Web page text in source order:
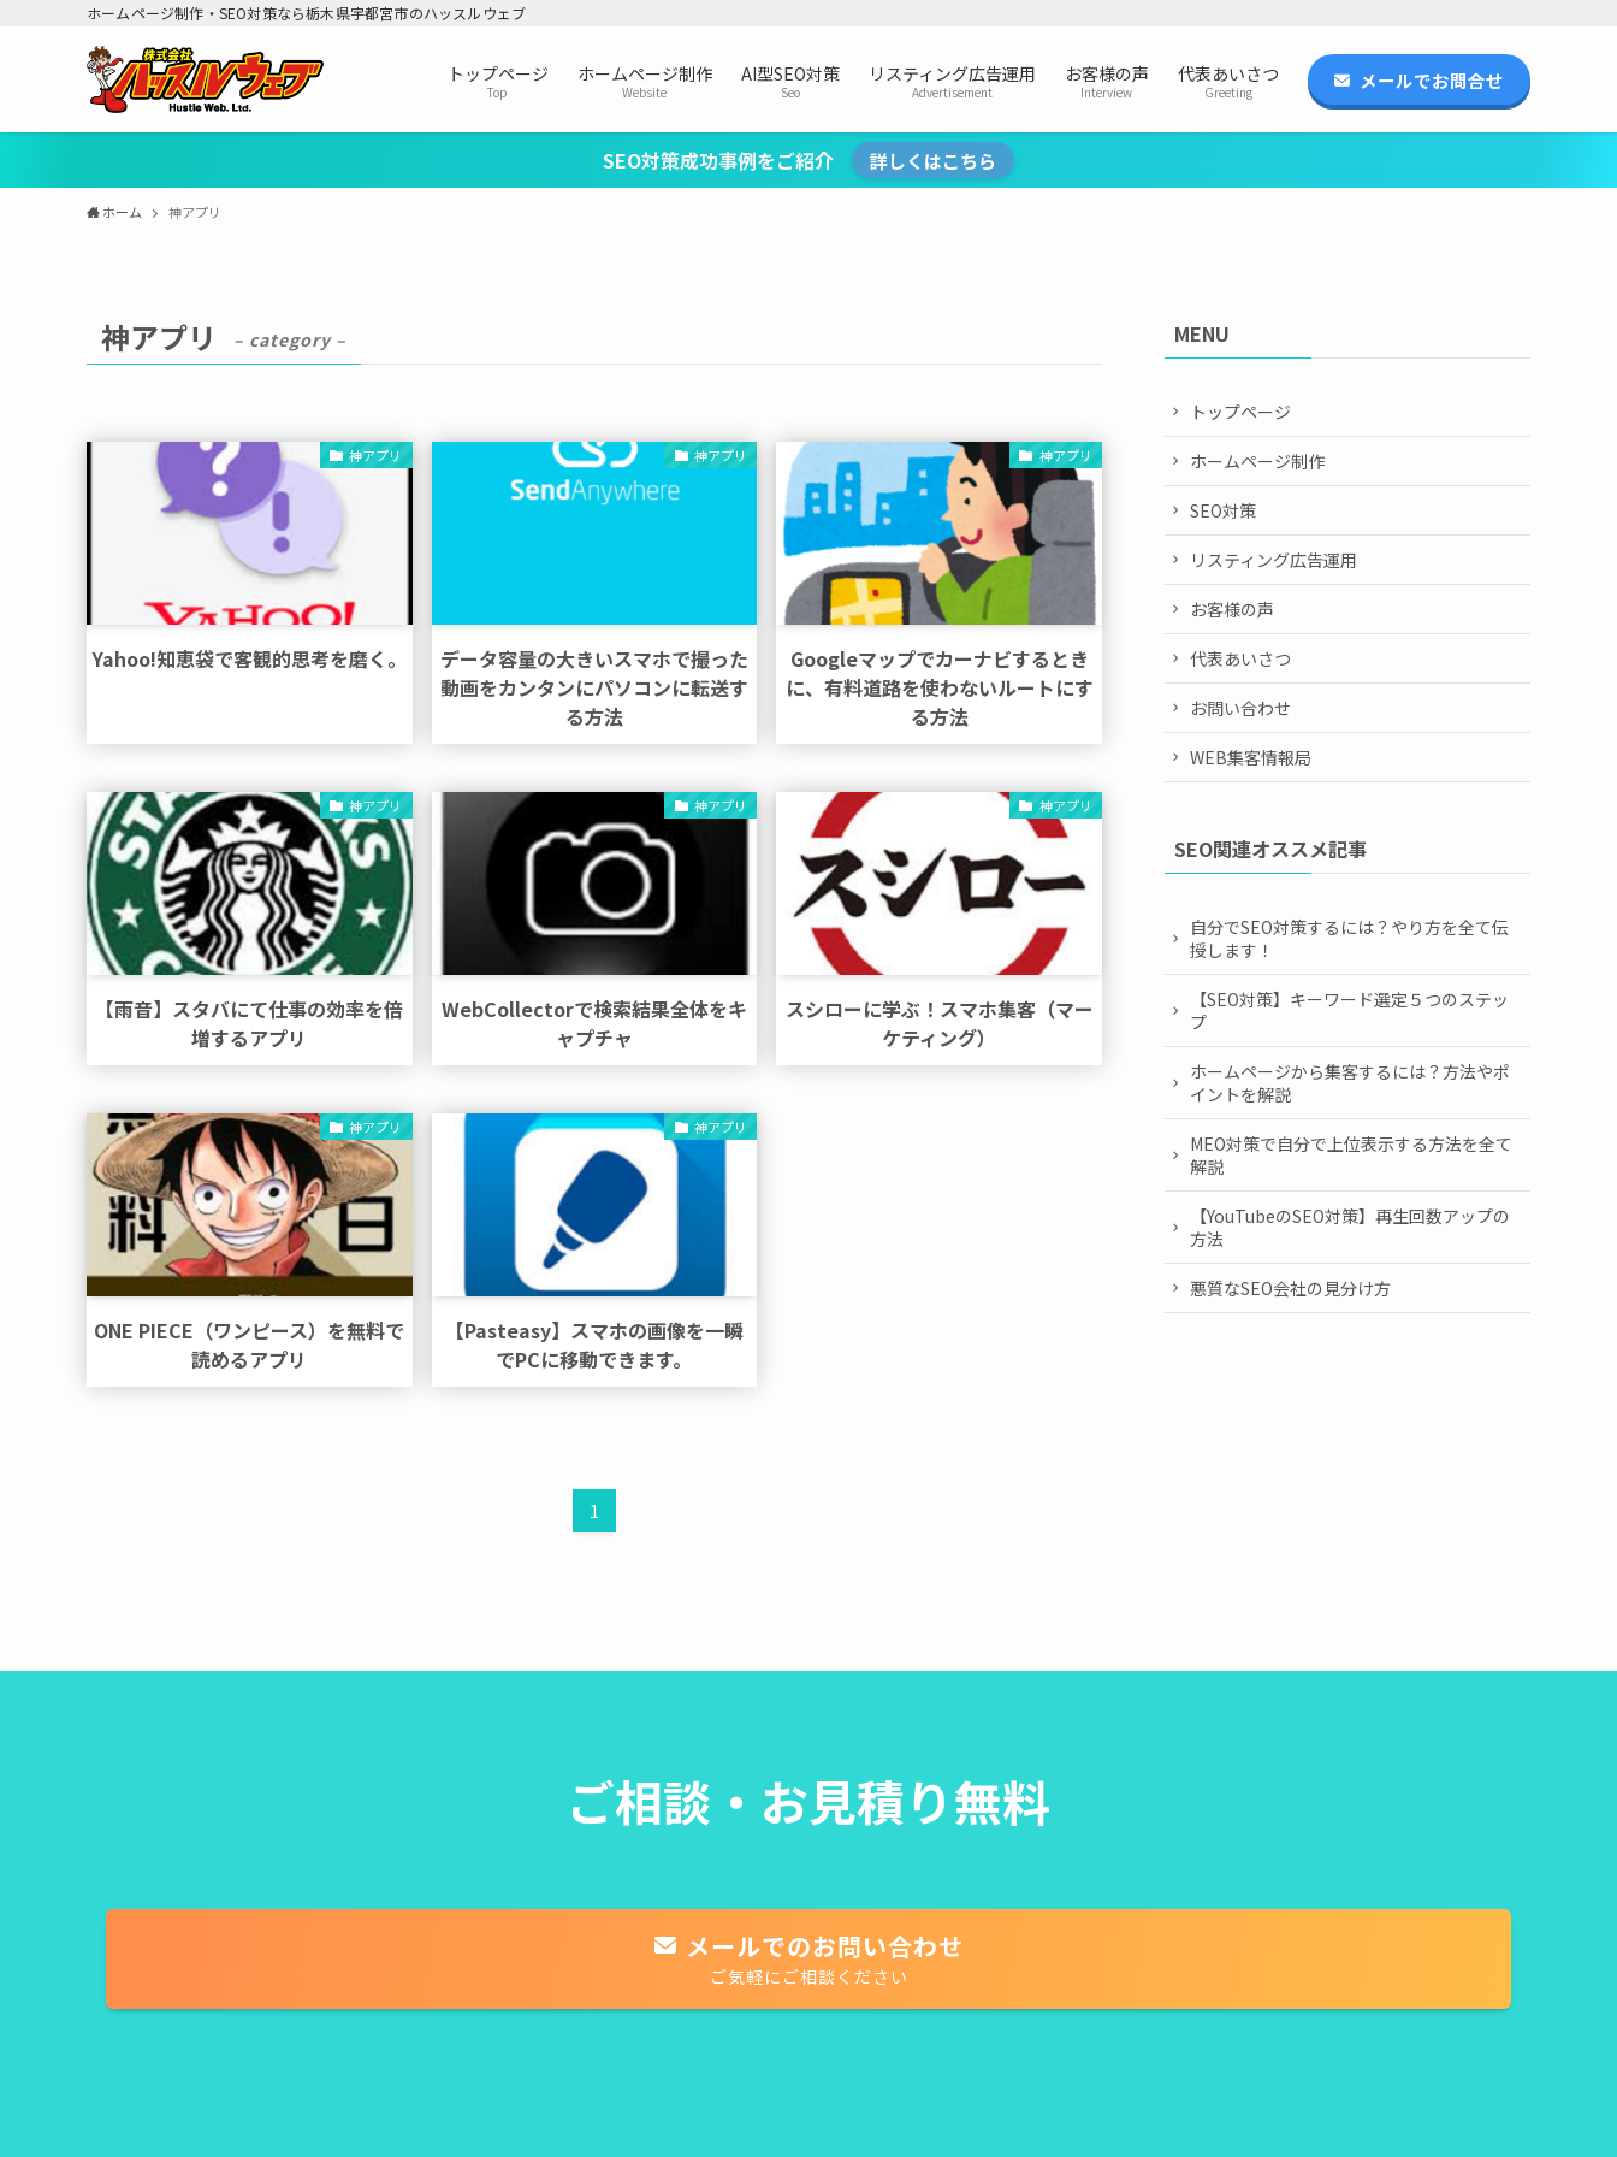
ホームページ制作・SEO対策なら栃木県宇都宮市のハッスルウェブ
トップページ
Top
ホームページ制作
Website
AI型SEO対策
Seo
リスティング広告運用
Advertisement
お客様の声
Interview
代表あいさつ
Greeting メールでお問合せ
SEO対策成功事例をご紹介 詳しくはこちら
ホーム 神アプリ
神アプリ – category –
神アプリ
Yahoo!知恵袋で客観的思考を磨く。
神アプリ
データ容量の大きいスマホで撮った
動画をカンタンにパソコンに転送す
る方法
神アプリ
Googleマップでカーナビするとき
に、有料道路を使わないルートにす
る方法
神アプリ
【雨音】スタバにて仕事の効率を倍
増するアプリ
神アプリ
WebCollectorで検索結果全体をキ
ャプチャ
神アプリ
スシローに学ぶ！スマホ集客（マー
ケティング）
神アプリ
ONE PIECE（ワンピース）を無料で
読めるアプリ
神アプリ
【Pasteasy】スマホの画像を一瞬
でPCに移動できます。
1
MENU
トップページ
ホームページ制作
SEO対策
リスティング広告運用
お客様の声
代表あいさつ
お問い合わせ
WEB集客情報局
SEO関連オススメ記事
自分でSEO対策するには？やり方を全て伝
授します！
【SEO対策】キーワード選定５つのステッ
プ
ホームページから集客するには？方法やポ
イントを解説
MEO対策で自分で上位表示する方法を全て
解説
【YouTubeのSEO対策】再生回数アップの
方法
悪質なSEO会社の見分け方
ご相談・お見積り無料
メールでのお問い合わせ
ご気軽にご相談ください